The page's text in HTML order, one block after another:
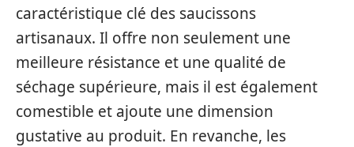
caractéristique clé des saucissons
artisanaux. Il offre non seulement une
meilleure résistance et une qualité de
séchage supérieure, mais il est également
comestible et ajoute une dimension
gustative au produit. En revanche, les